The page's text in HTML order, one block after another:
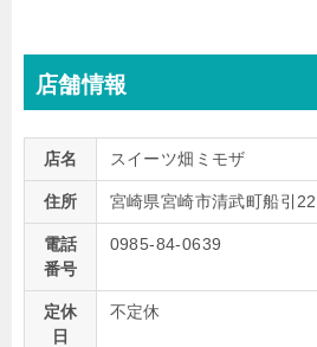
店舗情報
店名 スイーツ畑ミモザ
住所 宮崎県宮崎市清武町船引
電話
番号
0985-84-0639
定休
日
不定休